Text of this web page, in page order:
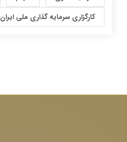
کارگزاری سرمایه گذاری ملی ایران